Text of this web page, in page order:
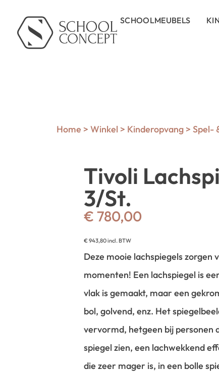
SCHOOLMEUBELS
Home > Winkel > Kinderopvang > Spel-
Tivoli
3/St.
€ 780,00
€943,80incl. BTW
Deze mooie lachspiegels zorgen
momenten! Een lachspiegel is
vlak is gemaakt, maar een
bol, golvend, enz. Het
vervormd, hetgeen bij personen
spiegel zien, een lachwekkend
die zeer mager is, in een bolle